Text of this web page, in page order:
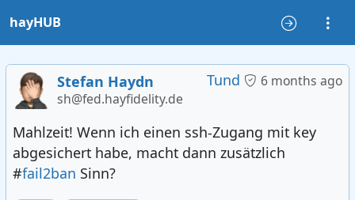
hayHUB
Tund 6 months ago
Stefan Haydn
sh@fed.hayfidelity.de
Mahlzeit! Wenn ich einen ssh-Zugang mit key
abgesichert habe, macht dann zusätzlich
#fail2ban Sinn?